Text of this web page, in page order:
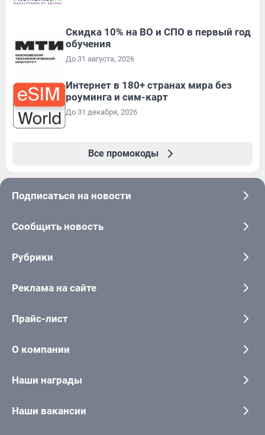
Скидка 10% на ВО и СПО в первый год
обучения
До 31 августа, 2026
Интернет в 180+ странах мира без
роуминга и сим-карт
До 31 декабря, 2026
Все промокоды
Подписаться на новости
Сообщить новость
Рубрики
Реклама на сайте
Прайс-лист
О компании
Наши награды
Наши вакансии